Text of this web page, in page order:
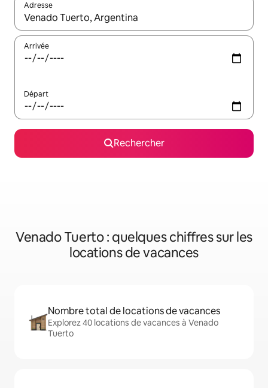
Adresse
Lorsque les résultats s'affichent, utilisez les flèches vers le
Arrivée
Départ
Rechercher
Venado Tuerto : quelques chiffres sur les
locations de vacances
Nombre total de locations de vacances
Explorez 40 locations de vacances à Venado
Tuerto